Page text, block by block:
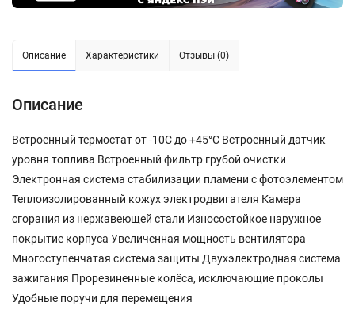
Описание Характеристики Отзывы (0)
Описание
Встроенный термостат от -10С до +45°С Встроенный датчик
уровня топлива Встроенный фильтр грубой очистки
Электронная система стабилизации пламени с фотоэлементом
Теплоизолированный кожух электродвигателя Камера
сгорания из нержавеющей стали Износостойкое наружное
покрытие корпуса Увеличенная мощность вентилятора
Многоступенчатая система защиты Двухэлектродная система
зажигания Прорезиненные колёса, исключающие проколы
Удобные поручи для перемещения